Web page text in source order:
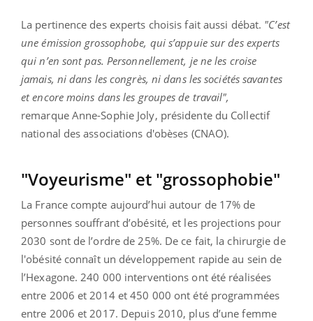
La pertinence des experts choisis fait aussi débat. "C’est
une émission grossophobe, qui s’appuie sur des experts
qui n’en sont pas. Personnellement, je ne les croise
jamais, ni dans les congrès, ni dans les sociétés savantes
et encore moins dans les groupes de travail",
remarque Anne-Sophie Joly, présidente du Collectif
national des associations d'obèses (CNAO).
"Voyeurisme" et "grossophobie"
La France compte aujourd’hui autour de 17% de
personnes souffrant d’obésité, et les projections pour
2030 sont de l’ordre de 25%. De ce fait, la chirurgie de
l'obésité connaît un développement rapide au sein de
l’Hexagone. 240 000 interventions ont été réalisées
entre 2006 et 2014 et 450 000 ont été programmées
entre 2006 et 2017. Depuis 2010, plus d’une femme